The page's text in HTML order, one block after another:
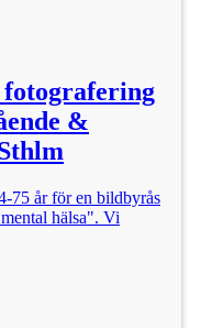
fotografering
&
75 år för en bildbyrås
hälsa". Vi